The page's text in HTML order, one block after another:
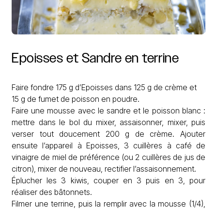
Epoisses et Sandre en terrine
Faire fondre 175 g d’Epoisses dans 125 g de crème et
15 g de fumet de poisson en poudre.
Faire une mousse avec le sandre et le poisson blanc :
mettre dans le bol du mixer, assaisonner, mixer, puis
verser tout doucement 200 g de crème. Ajouter
ensuite l’appareil à Epoisses, 3 cuillères à café de
vinaigre de miel de préférence (ou 2 cuillères de jus de
citron), mixer de nouveau, rectifier l’assaisonnement.
Éplucher les 3 kiwis, couper en 3 puis en 3, pour
réaliser des bâtonnets.
Filmer une terrine, puis la remplir avec la mousse (1/4),